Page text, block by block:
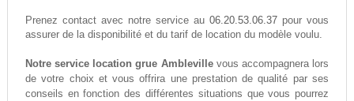
Prenez contact avec notre service au06.20.53.06.37 pour vous
assurer de la disponibilité et du tarif de location du modèle voulu.
Notre service location grue Amblevillevous accompagnera lors
de votre choix et vous offrira une prestation de qualité par ses
conseils en fonction des différentes situations que vous pourrez